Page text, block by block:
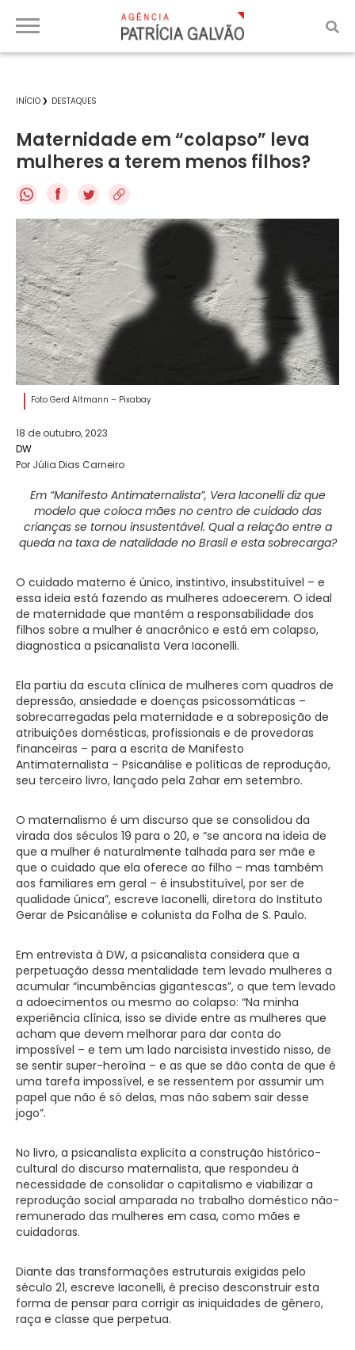
INÍCIO DESTAQUES
Maternidade em “colapso” leva
mulheres a terem menos filhos?
f
Foto Gerd Altmann – Pixabay
18 de outubro, 2023
DW
Por Júlia Dias Carneiro
Em “Manifesto Antimaternalista”, Vera Iaconelli diz que
modelo que coloca mães no centro de cuidado das
crianças se tornou insustentável. Qual a relação entre a
queda na taxa de natalidade no Brasil e esta sobrecarga?
O cuidado materno é único, instintivo, insubstituível – e
essa ideia está fazendo as mulheres adoecerem. O ideal
de maternidade que mantém a responsabilidade dos
filhos sobre a mulher é anacrônico e está em colapso,
diagnostica a psicanalista Vera Iaconelli.
Ela partiu da escuta clínica de mulheres com quadros de
depressão, ansiedade e doenças psicossomáticas –
sobrecarregadas pela maternidade e a sobreposição de
atribuições domésticas, profissionais e de provedoras
financeiras – para a escrita de Manifesto
Antimaternalista – Psicanálise e políticas de reprodução,
seu terceiro livro, lançado pela Zahar em setembro.
O maternalismo é um discurso que se consolidou da
virada dos séculos 19 para o 20, e “se ancora na ideia de
que a mulher é naturalmente talhada para ser mãe e
que o cuidado que ela oferece ao filho – mas também
aos familiares em geral – é insubstituível, por ser de
qualidade única”, escreve Iaconelli, diretora do Instituto
Gerar de Psicanálise e colunista da Folha de S. Paulo.
Em entrevista à DW, a psicanalista considera que a
perpetuação dessa mentalidade tem levado mulheres a
acumular “incumbências gigantescas”, o que tem levado
a adoecimentos ou mesmo ao colapso: “Na minha
experiência clínica, isso se divide entre as mulheres que
acham que devem melhorar para dar conta do
impossível – e tem um lado narcisista investido nisso, de
se sentir super-heroína – e as que se dão conta de que é
uma tarefa impossível, e se ressentem por assumir um
papel que não é só delas, mas não sabem sair desse
jogo”.
No livro, a psicanalista explicita a construção histórico-
cultural do discurso maternalista, que respondeu à
necessidade de consolidar o capitalismo e viabilizar a
reprodução social amparada no trabalho doméstico não-
remunerado das mulheres em casa, como mães e
cuidadoras.
Diante das transformações estruturais exigidas pelo
século 21, escreve Iaconelli, é preciso desconstruir esta
forma de pensar para corrigir as iniquidades de gênero,
raça e classe que perpetua.